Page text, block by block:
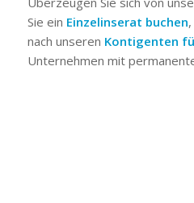
Sie ein Einzelinserat buchen
nach unseren Kontigenten
Unternehmen mit